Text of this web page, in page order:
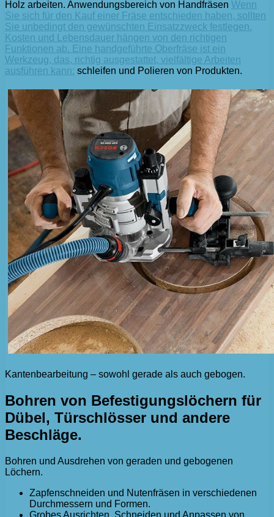
Holz arbeiten. Anwendungsbereich von Handfräsen Wenn
Sie sich für den Kauf einer Fräse entschieden haben, sollten
Sie unbedingt den gewünschten Einsatzzweck festlegen.
Kosten und Lebensdauer hängen von den richtigen
Funktionen ab. Eine handgeführte Oberfräse ist ein
Werkzeug, das, richtig ausgestattet, vielfältige Arbeiten
ausführen kann: schleifen und Polieren von Produkten.
Kantenbearbeitung – sowohl gerade als auch gebogen.
Bohren von Befestigungslöchern für
Dübel, Türschlösser und andere
Beschläge.
Bohren und Ausdrehen von geraden und gebogenen
Löchern.
Zapfenschneiden und Nutenfräsen in verschiedenen
Durchmessern und Formen.
Grobes Ausrichten, Schneiden und Anpassen von